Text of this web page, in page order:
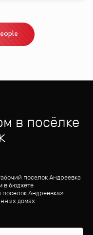
в посёлке
поселок Андреевка
в бюджете
Андреевка»
домах